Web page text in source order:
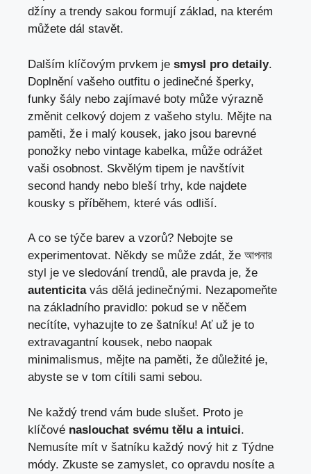
džíny a trendy sakou formují základ, na kterém
můžete dál stavět.
Dalším klíčovým prvkem je smysl pro detaily.
Doplnění vašeho outfitu o jedinečné šperky,
funky šály nebo zajímavé boty může výrazně
změnit celkový dojem z vašeho stylu. Mějte na
paměti, že i malý kousek, jako jsou barevné
ponožky nebo vintage kabelka, může odrážet
vaši osobnost. Skvělým tipem je navštívit
second handy nebo bleší trhy, kde najdete
kousky s příběhem, které vás odliší.
A co se týče barev a vzorů? Nebojte se
experimentovat. Někdy se může zdát, že আপনার
styl je ve sledování trendů, ale pravda je, že
autenticitavás dělá jedinečnými. Nezapomeňte
na základního pravidlo: pokud se v něčem
necítíte, vyhazujte to ze šatníku! Ať už je to
extravagantní kousek, nebo naopak
minimalismus, mějte na paměti, že důležité je,
abyste se v tom cítili sami sebou.
Ne každý trend vám bude slušet. Proto je
klíčové naslouchat svému tělu a intuici.
Nemusíte mít v šatníku každý nový hit z Týdne
módy. Zkuste se zamyslet, co opravdu nosíte a